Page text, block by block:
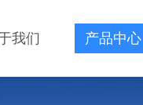
我们 产品中心